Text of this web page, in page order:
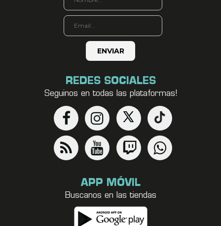
REDES SOCIALES
Seguinos en todas las plataformas!
APP MÓVIL
Buscanos en las tiendas